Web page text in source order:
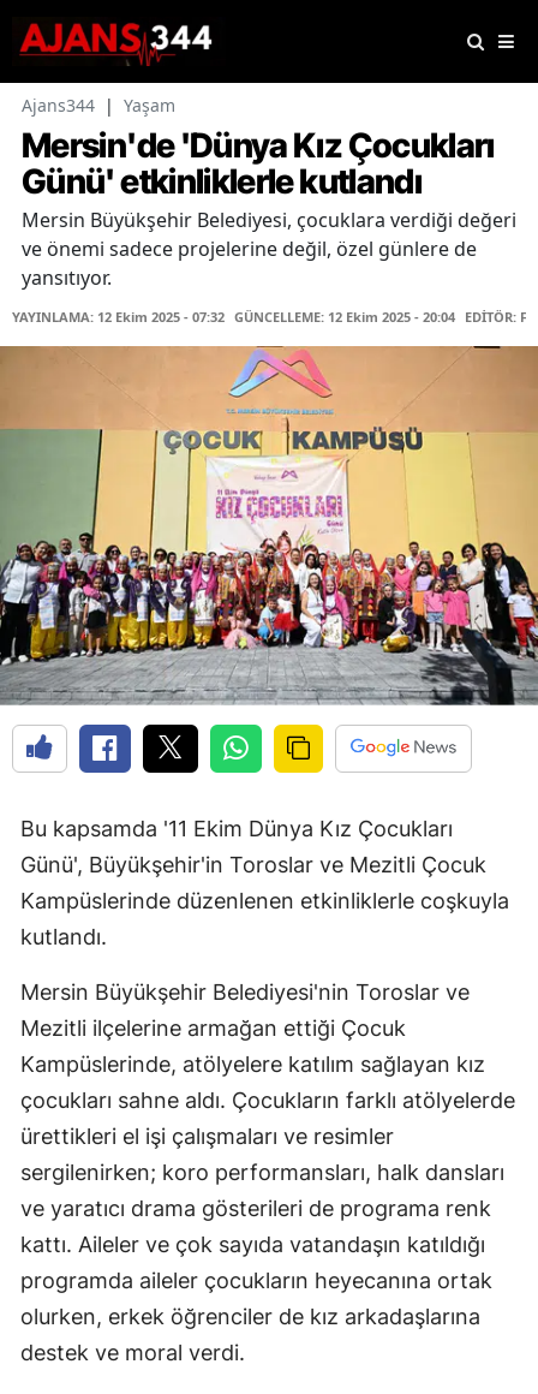
Ajans344 | Yaşam
Mersin'de 'Dünya Kız Çocukları
Günü' etkinliklerle kutlandı
Mersin Büyükşehir Belediyesi, çocuklara verdiği değeri
ve önemi sadece projelerine değil, özel günlere de
yansıtıyor.
YAYINLAMA: 12 Ekim 2025 - 07:32 GÜNCELLEME: 12 Ekim 2025 - 20:04 EDİTÖR:
Bu kapsamda '11 Ekim Dünya Kız Çocukları
Günü', Büyükşehir'in Toroslar ve Mezitli Çocuk
Kampüslerinde düzenlenen etkinliklerle coşkuyla
kutlandı.
Mersin Büyükşehir Belediyesi'nin Toroslar ve
Mezitli ilçelerine armağan ettiği Çocuk
Kampüslerinde, atölyelere katılım sağlayan kız
çocukları sahne aldı. Çocukların farklı atölyelerde
ürettikleri el işi çalışmaları ve resimler
sergilenirken; koro performansları, halk dansları
ve yaratıcı drama gösterileri de programa renk
kattı. Aileler ve çok sayıda vatandaşın katıldığı
programda aileler çocukların heyecanına ortak
olurken, erkek öğrenciler de kız arkadaşlarına
destek ve moral verdi.